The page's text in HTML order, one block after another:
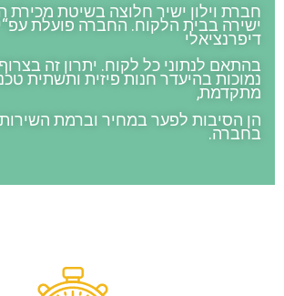
חברת וילון ישיר חלוצה בשיטת מכירת
ישירה בבית הלקוח. החברה פועלת
דיפרנציאלי
בהתאם לנתוני כל לקוח. יתרון זה
נמוכות בהיעדר חנות פיזית ותשתית
מתקדמת,
הן הסיבות לפער במחיר וברמת
בחברה.